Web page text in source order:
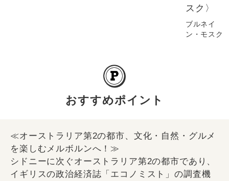
ブルネイ
ン・モスク
おすすめポイント
≪オーストラリア第2の都市、文化・自然・グルメ
を楽しむメルボルンへ！≫
シドニーに次ぐオーストラリア第2の都市であり、
イギリスの政治経済誌「エコノミスト」の調査機